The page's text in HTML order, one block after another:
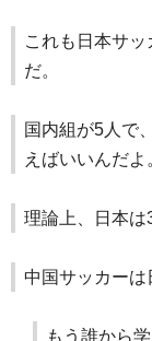
これも日本サ
だ。
国内組が5人で
えばいいんだよ
理論上、日本は
中国サッカーは
もう誰から